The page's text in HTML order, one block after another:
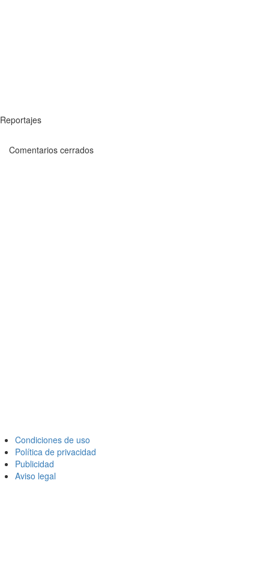
Reportajes
Comentarios cerrados
Condiciones de uso
Política de privacidad
Publicidad
Aviso legal